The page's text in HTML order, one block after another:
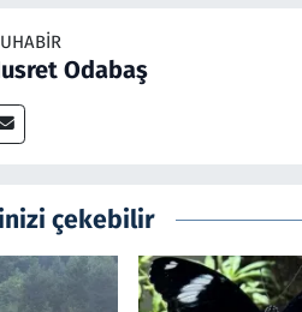
Odabaş
çekebilir